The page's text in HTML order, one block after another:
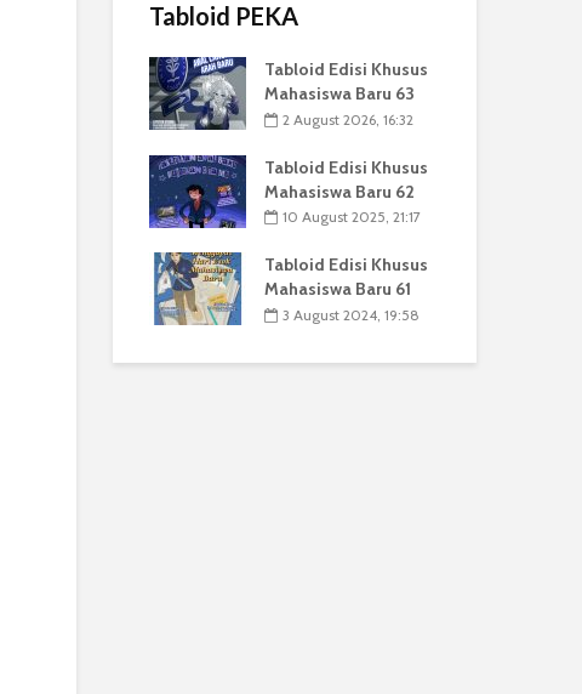
Tabloid PEKA
Tabloid Edisi Khusus
Mahasiswa Baru 63
2 August 2026, 16:32
Tabloid Edisi Khusus
Mahasiswa Baru 62
10 August 2025, 21:17
Tabloid Edisi Khusus
Mahasiswa Baru 61
3 August 2024, 19:58